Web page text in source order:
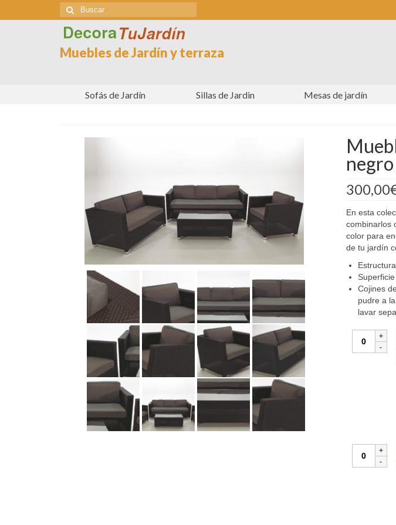
Buscar
por:
Muebles de Jardín y terraza
Sofás de Jardín Sillas de Jardin Mesas de jardín
300,00
En esta
combinarlos
color para
de tu jardín
Cojines
pudre a
lavar
salón
cantidad